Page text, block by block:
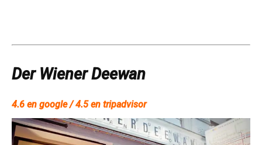
Der Wiener Deewan
4.6 en google / 4.5 en tripadvisor